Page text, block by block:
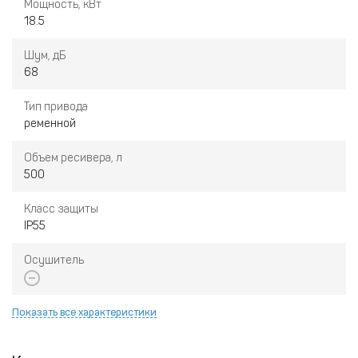
минимальных затратах на обслуживание.
Мощность, кВт
18.5
Шум, дБ
68
Тип привода
ременной
Объем ресивера, л
500
Класс защиты
IP55
Осушитель
Показать все характеристики